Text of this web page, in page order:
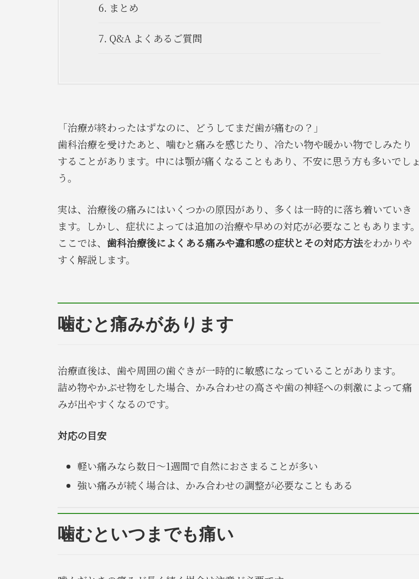
6. まとめ
7. Q&A よくあるご質問
「治療が終わったはずなのに、どうしてまだ歯が痛むの？」
歯科治療を受けたあと、噛むと痛みを感じたり、冷たい物や暖かい物でしみたり
することがあります。中には顎が痛くなることもあり、不安に思う方も多いでしょ
う。
実は、治療後の痛みにはいくつかの原因があり、多くは一時的に落ち着いていき
ます。しかし、症状によっては追加の治療や早めの対応が必要なこともあります。
ここでは、 歯科治療後によくある痛みや違和感の症状とその対応方法をわかりや
すく解説します。
噛むと痛みがあります
治療直後は、歯や周囲の歯ぐきが一時的に敏感になっていることがあります。
詰め物やかぶせ物をした場合、かみ合わせの高さや歯の神経への刺激によって痛
みが出やすくなるのです。
対応の目安
軽い痛みなら数日～1週間で自然におさまることが多い
強い痛みが続く場合は、かみ合わせの調整が必要なこともある
噛むといつまでも痛い